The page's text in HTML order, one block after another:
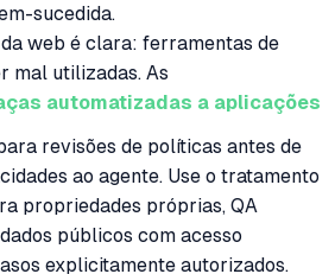
sucedida.
web é clara: ferramentas de
mal utilizadas. As
automatizadas a aplicações
revisões de políticas antes de
ao agente. Use o tratamento
propriedades próprias, QA
públicos com acesso
explicitamente autorizados.